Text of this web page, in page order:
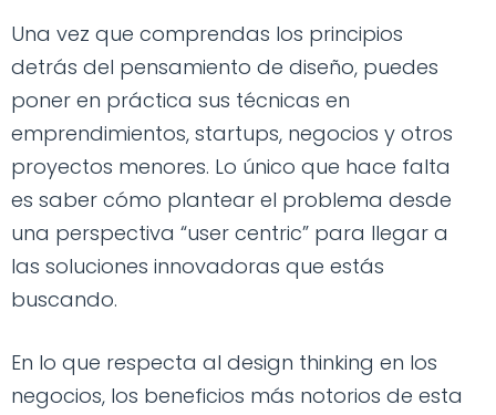
Una vez que comprendas los principios
detrás del pensamiento de diseño, puedes
poner en práctica sus técnicas en
emprendimientos, startups, negocios y otros
proyectos menores. Lo único que hace falta
es saber cómo plantear el problema desde
una perspectiva “user centric” para llegar a
las soluciones innovadoras que estás
buscando.
En lo que respecta al design thinking en los
negocios, los beneficios más notorios de esta